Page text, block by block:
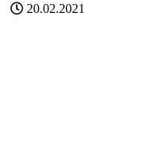
20.02.2021